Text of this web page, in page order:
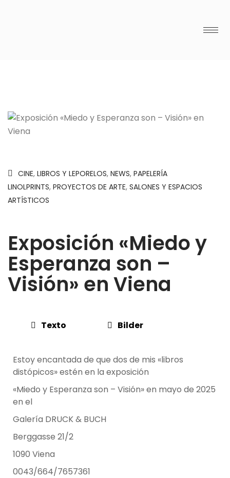
CINE, LIBROS Y LEPORELOS, NEWS, PAPELERÍA
LINOLPRINTS, PROYECTOS DE ARTE, SALONES Y ESPACIOS
ARTÍSTICOS
Exposición «Miedo y
Esperanza son –
Visión» en Viena
Texto Bilder
Estoy encantada de que dos de mis «libros
distópicos» estén en la exposición
«Miedo y Esperanza son – Visión» en mayo de 2025
en el
Galería DRUCK & BUCH
Berggasse 21/2
1090 Viena
0043/664/7657361